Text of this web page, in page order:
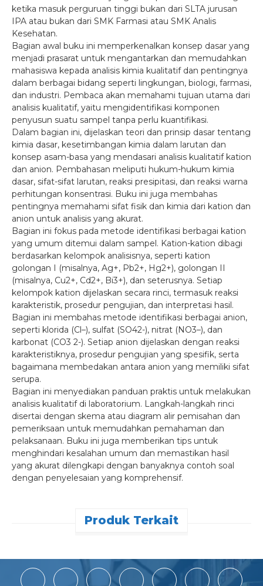
ketika masuk perguruan tinggi bukan dari SLTA jurusan
IPA atau bukan dari SMK Farmasi atau SMK Analis
Kesehatan.
Bagian awal buku ini memperkenalkan konsep dasar yang
menjadi prasarat untuk mengantarkan dan memudahkan
mahasiswa kepada analisis kimia kualitatif dan pentingnya
dalam berbagai bidang seperti lingkungan, biologi, farmasi,
dan industri. Pembaca akan memahami tujuan utama dari
analisis kualitatif, yaitu mengidentifikasi komponen
penyusun suatu sampel tanpa perlu kuantifikasi.
Dalam bagian ini, dijelaskan teori dan prinsip dasar tentang
kimia dasar, kesetimbangan kimia dalam larutan dan
konsep asam-basa yang mendasari analisis kualitatif kation
dan anion. Pembahasan meliputi hukum-hukum kimia
dasar, sifat-sifat larutan, reaksi presipitasi, dan reaksi warna
perhitungan konsentrasi. Buku ini juga membahas
pentingnya memahami sifat fisik dan kimia dari kation dan
anion untuk analisis yang akurat.
Bagian ini fokus pada metode identifikasi berbagai kation
yang umum ditemui dalam sampel. Kation-kation dibagi
berdasarkan kelompok analisisnya, seperti kation
golongan I (misalnya, Ag+, Pb2+, Hg2+), golongan II
(misalnya, Cu2+, Cd2+, Bi3+), dan seterusnya. Setiap
kelompok kation dijelaskan secara rinci, termasuk reaksi
karakteristik, prosedur pengujian, dan interpretasi hasil.
Bagian ini membahas metode identifikasi berbagai anion,
seperti klorida (Cl–), sulfat (SO42-), nitrat (NO3–), dan
karbonat (CO3 2-). Setiap anion dijelaskan dengan reaksi
karakteristiknya, prosedur pengujian yang spesifik, serta
bagaimana membedakan antara anion yang memiliki sifat
serupa.
Bagian ini menyediakan panduan praktis untuk melakukan
analisis kualitatif di laboratorium. Langkah-langkah rinci
disertai dengan skema atau diagram alir pemisahan dan
pemeriksaan untuk memudahkan pemahaman dan
pelaksanaan. Buku ini juga memberikan tips untuk
menghindari kesalahan umum dan memastikan hasil
yang akurat dilengkapi dengan banyaknya contoh soal
dengan penyelesaian yang komprehensif.
Produk Terkait